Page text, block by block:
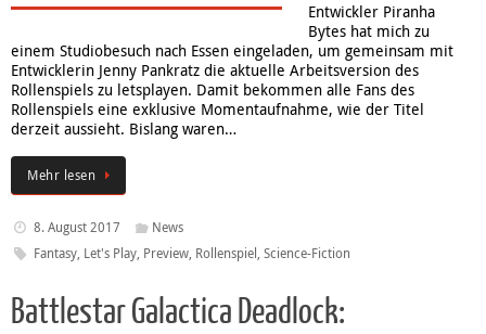
Entwickler Piranha
Bytes hat mich zu
einem Studiobesuch nach Essen eingeladen, um gemeinsam mit
Entwicklerin Jenny Pankratz die aktuelle Arbeitsversion des
Rollenspiels zu letsplayen. Damit bekommen alle Fans des
Rollenspiels eine exklusive Momentaufnahme, wie der Titel
derzeit aussieht. Bislang waren…
Mehr lesen
8. August 2017
News
Fantasy, Let's Play, Preview, Rollenspiel, Science-Fiction
Battlestar Galactica Deadlock: